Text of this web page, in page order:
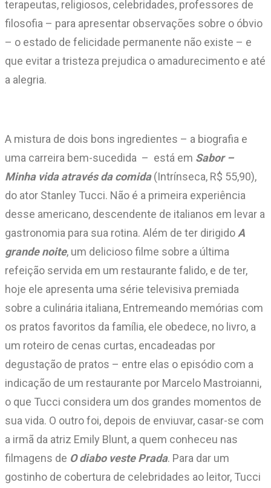
terapeutas, religiosos, celebridades, professores de
filosofia – para apresentar observações sobre o óbvio
– o estado de felicidade permanente não existe – e
que evitar a tristeza prejudica o amadurecimento e até
a alegria.
A mistura de dois bons ingredientes – a biografia e
uma carreira bem-sucedida ­ – está em Sabor –
Minha vida através da comida(Intrínseca, R$ 55,90),
do ator Stanley Tucci. Não é a primeira experiência
desse americano, descendente de italianos em levar a
gastronomia para sua rotina. Além de ter dirigido A
grande noite, um delicioso filme sobre a última
refeição servida em um restaurante falido, e de ter,
hoje ele apresenta uma série televisiva premiada
sobre a culinária italiana, Entremeando memórias com
os pratos favoritos da família, ele obedece, no livro, a
um roteiro de cenas curtas, encadeadas por
degustação de pratos – entre elas o episódio com a
indicação de um restaurante por Marcelo Mastroianni,
o que Tucci considera um dos grandes momentos de
sua vida. O outro foi, depois de enviuvar, casar-se com
a irmã da atriz Emily Blunt, a quem conheceu nas
filmagens de O diabo veste Prada. Para dar um
gostinho de cobertura de celebridades ao leitor, Tucci